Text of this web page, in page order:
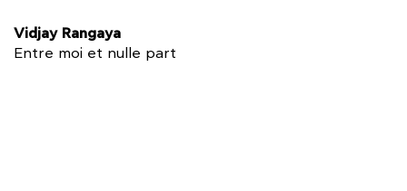
Vidjay Rangaya
Entre moi et nulle part